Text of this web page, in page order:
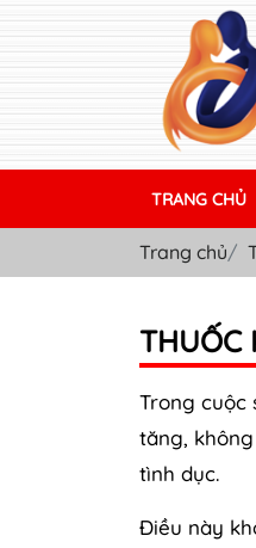
TRANG CHỦ
Trang chủ
THUỐC
Trong cuộc
tăng,
tình dục.
Điều này